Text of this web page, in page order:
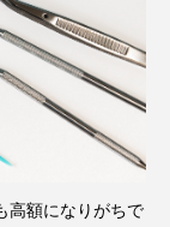
高額になりがちで